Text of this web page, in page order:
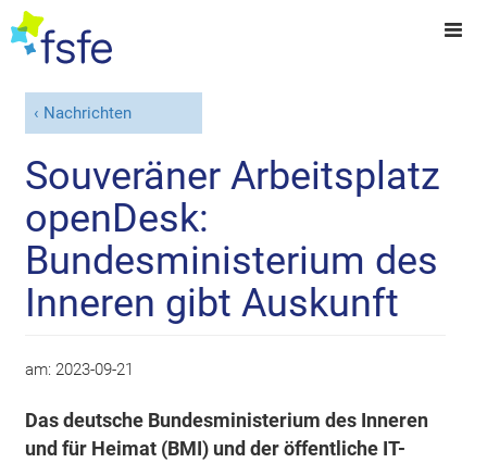
Nachrichten
Souveräner Arbeitsplatz
openDesk:
Bundesministerium des
Inneren gibt Auskunft
am: 2023-09-21
Das deutsche Bundesministerium des Inneren
und für Heimat (BMI) und der öffentliche IT-